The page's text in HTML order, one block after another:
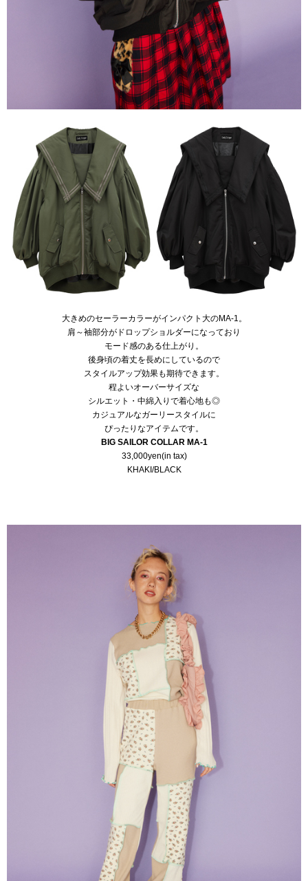
大きめのセーラーカラーがインパクト大のMA-1。
肩～袖部分がドロップショルダーになっており
モード感のある仕上がり。
後身頃の着丈を長めにしているので
スタイルアップ効果も期待できます。
程よいオーバーサイズな
シルエット・中綿入りで着心地も◎
カジュアルなガーリースタイルに
ぴったりなアイテムです。
BIG SAILOR COLLAR MA-1
33,000yen(in tax)
KHAKI/BLACK